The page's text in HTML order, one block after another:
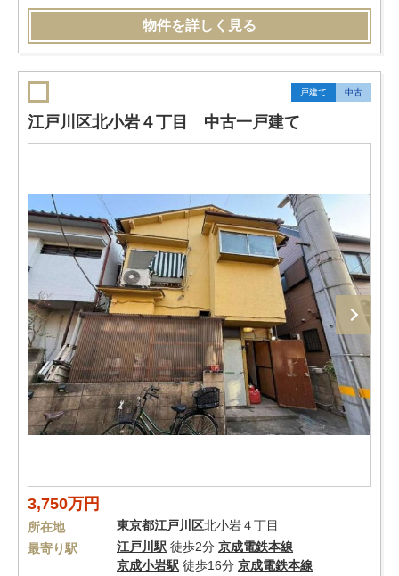
物件を詳しく見る
戸建て 中古
江戸川区北小岩４丁目 中古一戸建て
3,750万円
所在地 東京都江戸川区北小岩４丁目
最寄り駅
江戸川駅 徒歩2分 京成電鉄本線
京成小岩駅 徒歩16分 京成電鉄本線